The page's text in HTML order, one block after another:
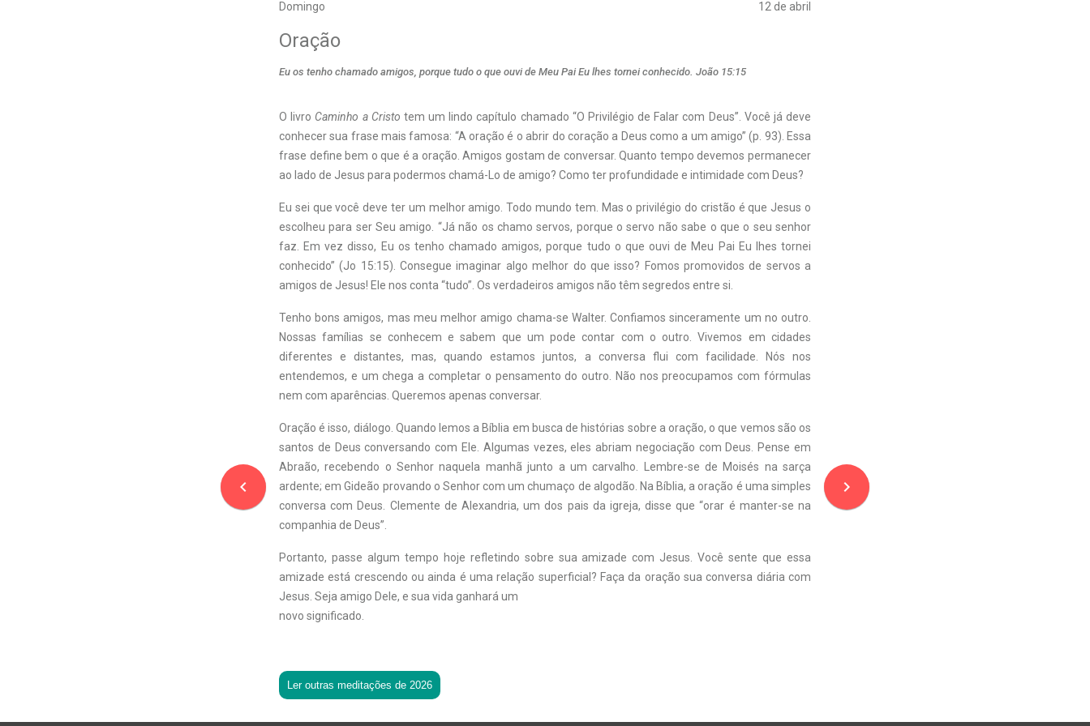
Domingo 12 de abril
navigate_before
Oração
Eu os tenho chamado amigos, porque tudo o que ouvi de Meu Pai Eu lhes tornei conhecido. João 15:15
O livro Caminho a Cristo tem um lindo capítulo chamado “O Privilégio de Falar com Deus”. Você já deve
conhecer sua frase mais famosa: “A oração é o abrir do coração a Deus como a um amigo” (p. 93). Essa
frase define bem o que é a oração. Amigos gostam de conversar. Quanto tempo devemos permanecer
ao lado de Jesus para podermos chamá-Lo de amigo? Como ter profundidade e intimidade com Deus?
Eu sei que você deve ter um melhor amigo. Todo mundo tem. Mas o privilégio do cristão é que Jesus o
escolheu para ser Seu amigo. “Já não os chamo servos, porque o servo não sabe o que o seu senhor
faz. Em vez disso, Eu os tenho chamado amigos, porque tudo o que ouvi de Meu Pai Eu lhes tornei
conhecido” (Jo 15:15). Consegue imaginar algo melhor do que isso? Fomos promovidos de servos a
amigos de Jesus! Ele nos conta “tudo”. Os verdadeiros amigos não têm segredos entre si.
Tenho bons amigos, mas meu melhor amigo chama-se Walter. Confiamos sinceramente um no outro.
Nossas famílias se conhecem e sabem que um pode contar com o outro. Vivemos em cidades
diferentes e distantes, mas, quando estamos juntos, a conversa flui com facilidade. Nós nos
entendemos, e um chega a completar o pensamento do outro. Não nos preocupamos com fórmulas
nem com aparências. Queremos apenas conversar.
Oração é isso, diálogo. Quando lemos a Bíblia em busca de histórias sobre a oração, o que vemos são os
santos de Deus conversando com Ele. Algumas vezes, eles abriam negociação com Deus. Pense em
Abraão, recebendo o Senhor naquela manhã junto a um carvalho. Lembre-se de Moisés na sarça
ardente; em Gideão provando o Senhor com um chumaço de algodão. Na Bíblia, a oração é uma simples
conversa com Deus. Clemente de Alexandria, um dos pais da igreja, disse que “orar é manter-se na
companhia de Deus”.
Portanto, passe algum tempo hoje refletindo sobre sua amizade com Jesus. Você sente que essa
amizade está crescendo ou ainda é uma relação superficial? Faça da oração sua conversa diária com
Jesus. Seja amigo Dele, e sua vida ganhará um
novo significado.
Ler outras meditações de 2026
navigate_next